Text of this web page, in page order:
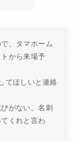
、タマホーム
から来場予
てほしいと連絡
がない。名刺
くれと言わ